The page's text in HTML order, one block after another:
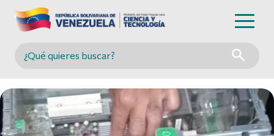
Buscar en MINCYT